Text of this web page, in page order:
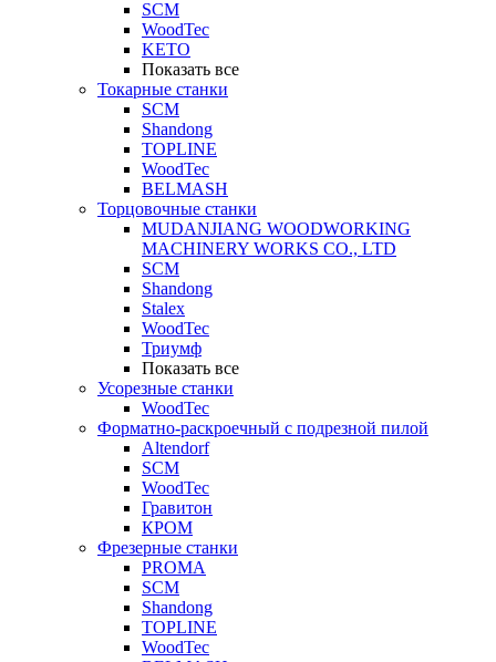
SCM
WoodTec
KETO
Показать все
Токарные станки
SCM
Shandong
TOPLINE
WoodTec
BELMASH
Торцовочные станки
MUDANJIANG WOODWORKING
MACHINERY WORKS CO., LTD
SCM
Shandong
Stalex
WoodTec
Триумф
Показать все
Усорезные станки
WoodTec
Форматно-раскроечный с подрезной пилой
Altendorf
SCM
WoodTec
Гравитон
КРОМ
Фрезерные станки
PROMA
SCM
Shandong
TOPLINE
WoodTec